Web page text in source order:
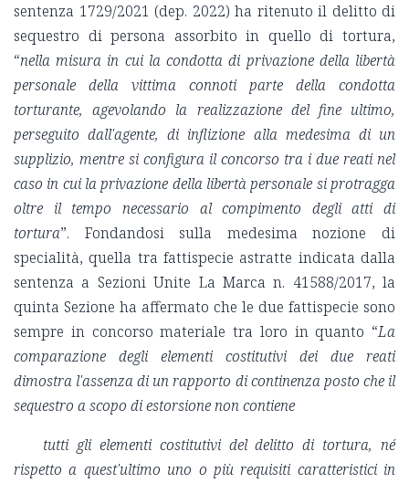
sentenza 1729/2021 (dep. 2022) ha ritenuto il delitto di
sequestro di persona assorbito in quello di tortura,
“nella misura in cui la condotta di privazione della libertà
personale della vittima connoti parte della condotta
torturante, agevolando la realizzazione del fine ultimo,
perseguito dall'agente, di inflizione alla medesima di un
supplizio, mentre si configura il concorso tra i due reati nel
caso in cui la privazione della libertà personale si protragga
oltre il tempo necessario al compimento degli atti di
tortura”. Fondandosi sulla medesima nozione di
specialità, quella tra fattispecie astratte indicata dalla
sentenza a Sezioni Unite La Marca n. 41588/2017, la
quinta Sezione ha affermato che le due fattispecie sono
sempre in concorso materiale tra loro in quanto “La
comparazione degli elementi costitutivi dei due reati
dimostra l'assenza di un rapporto di continenza posto che il
sequestro a scopo di estorsione non contiene
tutti gli elementi costitutivi del delitto di tortura, né
rispetto a quest'ultimo uno o più requisiti caratteristici in